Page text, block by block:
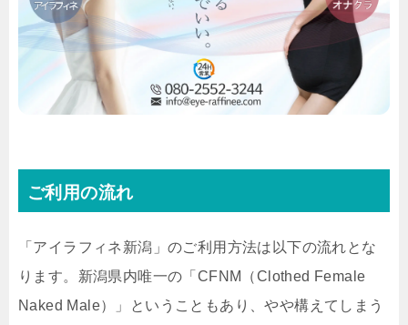
ご利用の流れ
「アイラフィネ新潟」のご利用方法は以下の流れとな
ります。新潟県内唯一の「CFNM（Clothed Female
Naked Male）」ということもあり、やや構えてしまう